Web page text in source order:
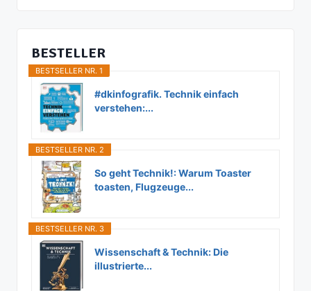
BESTELLER
BESTSELLER NR. 1
#dkinfografik. Technik einfach
verstehen:...
BESTSELLER NR. 2
So geht Technik!: Warum Toaster
toasten, Flugzeuge...
BESTSELLER NR. 3
Wissenschaft & Technik: Die
illustrierte...